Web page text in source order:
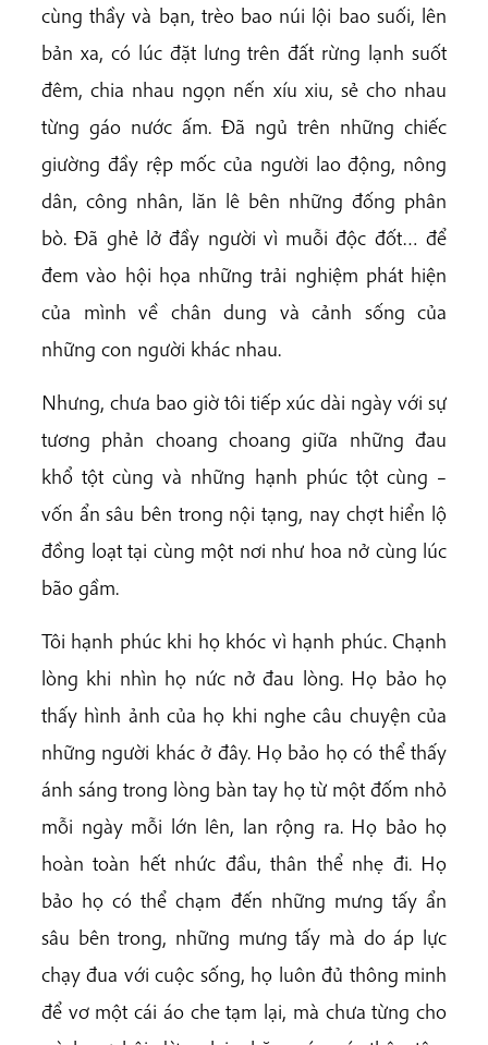
cùng thầy và bạn, trèo bao núi lội bao suối, lên
bản xa, có lúc đặt lưng trên đất rừng lạnh suốt
đêm, chia nhau ngọn nến xíu xiu, sẻ cho nhau
từng gáo nước ấm. Đã ngủ trên những chiếc
giường đầy rệp mốc của người lao động, nông
dân, công nhân, lăn lê bên những đống phân
bò. Đã ghẻ lở đầy người vì muỗi độc đốt… để
đem vào hội họa những trải nghiệm phát hiện
của mình về chân dung và cảnh sống của
những con người khác nhau.
Nhưng, chưa bao giờ tôi tiếp xúc dài ngày với sự
tương phản choang choang giữa những đau
khổ tột cùng và những hạnh phúc tột cùng –
vốn ẩn sâu bên trong nội tạng, nay chợt hiển lộ
đồng loạt tại cùng một nơi như hoa nở cùng lúc
bão gầm.
Tôi hạnh phúc khi họ khóc vì hạnh phúc. Chạnh
lòng khi nhìn họ nức nở đau lòng. Họ bảo họ
thấy hình ảnh của họ khi nghe câu chuyện của
những người khác ở đây. Họ bảo họ có thể thấy
ánh sáng trong lòng bàn tay họ từ một đốm nhỏ
mỗi ngày mỗi lớn lên, lan rộng ra. Họ bảo họ
hoàn toàn hết nhức đầu, thân thể nhẹ đi. Họ
bảo họ có thể chạm đến những mưng tấy ẩn
sâu bên trong, những mưng tấy mà do áp lực
chạy đua với cuộc sống, họ luôn đủ thông minh
để vơ một cái áo che tạm lại, mà chưa từng cho